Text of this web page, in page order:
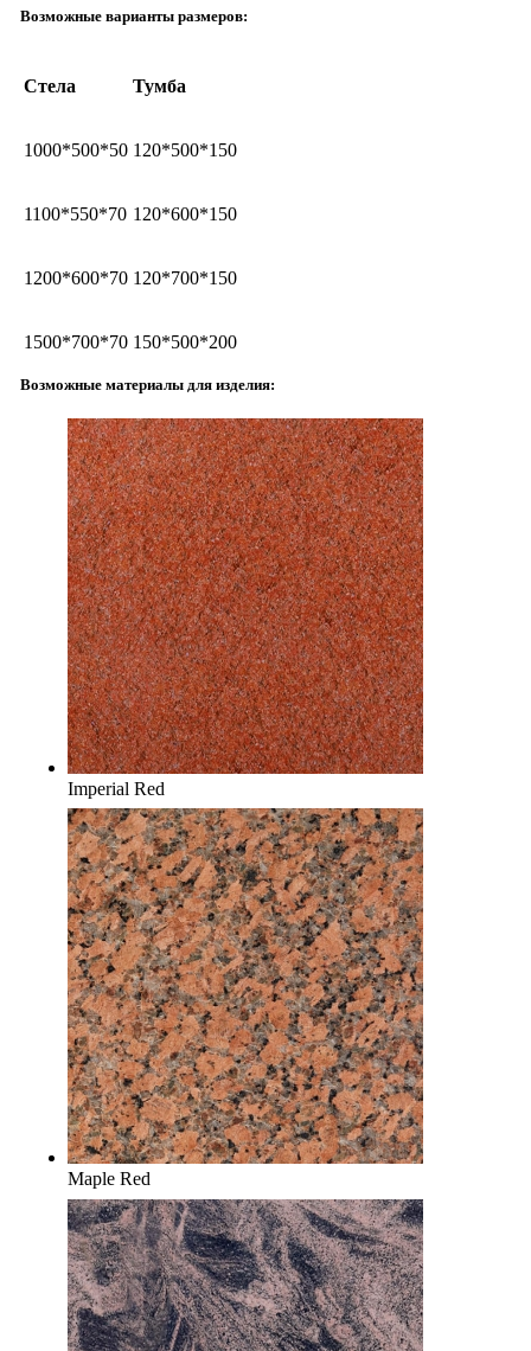
Возможные варианты размеров:
Стела Тумба
1000*500*50 120*500*150
1100*550*70 120*600*150
1200*600*70 120*700*150
1500*700*70 150*500*200
Возможные материалы для изделия:
Imperial Red
Maple Red